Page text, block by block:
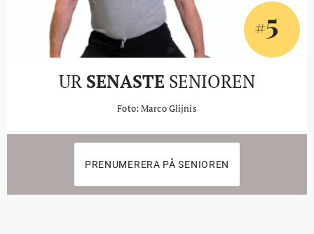
#5
UR SENASTE SENIOREN
Foto: Marco Glijnis
PRENUMERERA PÅ SENIOREN